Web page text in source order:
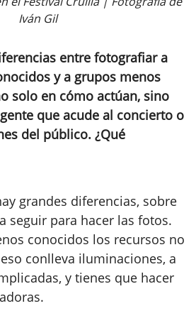
Iván Gil
entre fotografiar a
y a grupos menos
solo en cómo actúan, sino
que acude al concierto o
del público. ¿Qué
grandes diferencias, sobre
seguir para hacer las fotos.
conocidos los recursos no
conlleva iluminaciones, a
y tienes que hacer